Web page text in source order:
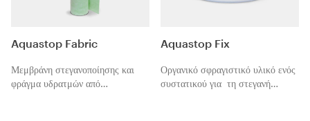
Aquastop Fabric
Μεμβράνη στεγανοποίησης και
φράγμα υδρατμών από
Aquastop Fix
Οργανικό σφραγιστικό υλικό ενός
συστατικού για τη στεγανή